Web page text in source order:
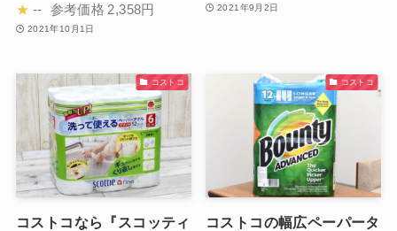
★ -- 参考価格 2,358円
2021年10月1日
2021年9月2日
コストコ
コストコなら『スコッティ
コストコ
コストコの幅広ペーパータ